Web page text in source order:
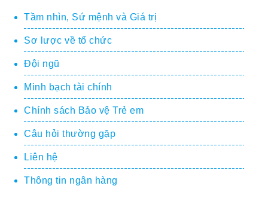
Tầm nhìn, Sứ mệnh và Giá trị
Sơ lược về tổ chức
Đội ngũ
Minh bạch tài chính
Chính sách Bảo vệ Trẻ em
Câu hỏi thường gặp
Liên hệ
Thông tin ngân hàng